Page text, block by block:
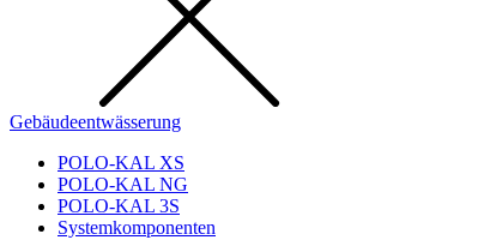
Gebäudeentwässerung
POLO-KAL XS
POLO-KAL NG
POLO-KAL 3S
Systemkomponenten